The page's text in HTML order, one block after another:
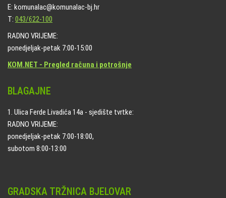
E: komunalac@komunalac-bj.hr
T: 043/622-100
RADNO VRIJEME:
ponedjeljak-petak 7:00-15:00
KOM.NET - Pregled računa i potrošnje
BLAGAJNE
1. Ulica Ferde Livadića 14a - sjedište tvrtke:
RADNO VRIJEME:
ponedjeljak-petak 7:00-18:00,
subotom 8:00-13:00
GRADSKA TRŽNICA BJELOVAR